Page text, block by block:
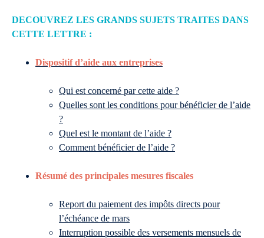
DECOUVREZ LES GRANDS SUJETS TRAITES DANS
CETTE LETTRE :
Dispositif d’aide aux entreprises
Qui est concerné par cette aide ?
Quelles sont les conditions pour bénéficier de l’aide
?
Quel est le montant de l’aide ?
Comment bénéficier de l’aide ?
Résumé des principales mesures fiscales
Report du paiement des impôts directs pour
l’échéance de mars
Interruption possible des versements mensuels de